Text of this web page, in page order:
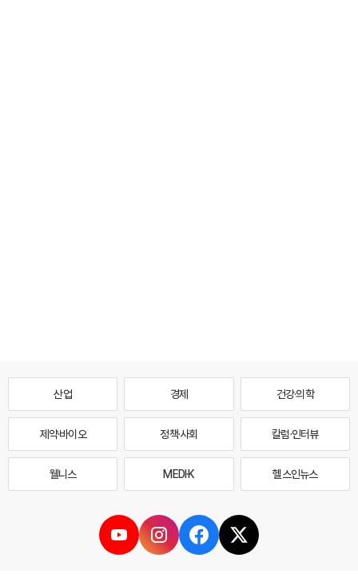
산업 경제 건강·의학
제약·바이오 정책·사회 칼럼·인터뷰
웰니스 MEDI·K 헬스인뉴스